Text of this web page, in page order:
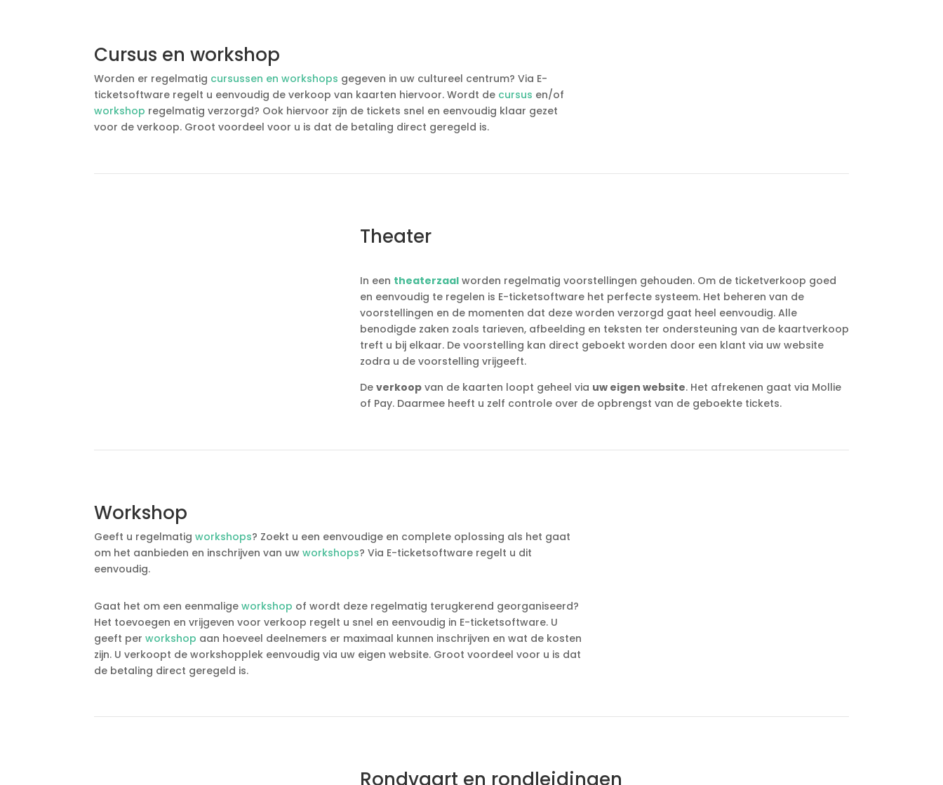
Cursus en workshop
Worden er regelmatig cursussen en workshops gegeven in uw cultureel centrum? Via E-
ticketsoftware regelt u eenvoudig de verkoop van kaarten hiervoor. Wordt de cursus en/of
workshop regelmatig verzorgd? Ook hiervoor zijn de tickets snel en eenvoudig klaar gezet
voor de verkoop. Groot voordeel voor u is dat de betaling direct geregeld is.
Theater
In een theaterzaal worden regelmatig voorstellingen gehouden. Om de ticketverkoop goed
en eenvoudig te regelen is E-ticketsoftware het perfecte systeem. Het beheren van de
voorstellingen en de momenten dat deze worden verzorgd gaat heel eenvoudig. Alle
benodigde zaken zoals tarieven, afbeelding en teksten ter ondersteuning van de kaartverkoop
treft u bij elkaar. De voorstelling kan direct geboekt worden door een klant via uw website
zodra u de voorstelling vrijgeeft.
De verkoopvan de kaarten loopt geheel via uw eigen website. Het afrekenen gaat via Mollie
of Pay. Daarmee heeft u zelf controle over de opbrengst van de geboekte tickets.
Workshop
Geeft u regelmatigworkshops? Zoekt u een eenvoudige en complete oplossing als het gaat
om het aanbieden en inschrijven van uwworkshops? Via E-ticketsoftware regelt u dit
eenvoudig.
Gaat het om een eenmaligeworkshop of wordt deze regelmatig terugkerend georganiseerd?
Het toevoegen en vrijgeven voor verkoop regelt u snel en eenvoudig in E-ticketsoftware. U
geeft perworkshop aan hoeveel deelnemers er maximaal kunnen inschrijven en wat de kosten
zijn. U verkoopt de workshopplek eenvoudig via uw eigen website. Groot voordeel voor u is dat
de betaling direct geregeld is.
Rondvaart en rondleidingen